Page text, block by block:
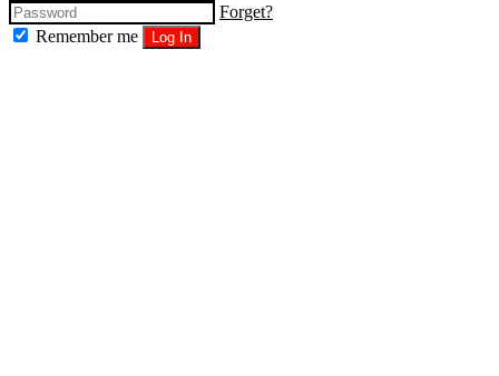
Forget?
Remember me
Log In